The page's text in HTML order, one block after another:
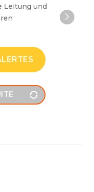
Leitung und